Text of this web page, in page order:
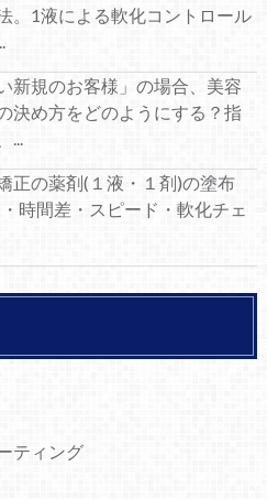
。1液による軟化コントロール
新規のお客様」の場合、美容
決め方をどのようにする？指
正の薬剤(１液・１剤)の塗布
時間差・スピード・軟化チェ
ティング